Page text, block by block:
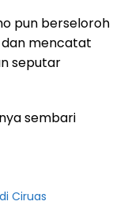
pun berseloroh
mencatat
seputar
sembari
Ciruas